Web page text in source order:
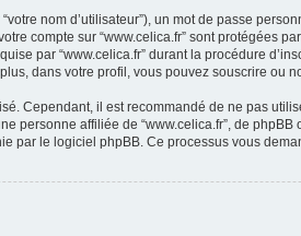
nom d’utilisateur”), un mot de passe
compte sur “www.celica.fr” sont
par “www.celica.fr” durant la procédure
dans votre profil, vous pouvez souscrire ou
Cependant, il est recommandé de ne pas
personne affiliée de “www.celica.fr”, de
par le logiciel phpBB. Ce processus vous